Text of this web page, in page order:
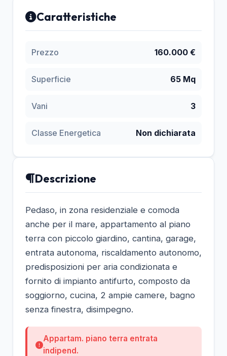
Caratteristiche
Prezzo 160.000 €
Superficie 65 Mq
Vani 3
Classe Energetica Non dichiarata
Descrizione
Pedaso, in zona residenziale e comoda
anche per il mare, appartamento al piano
terra con piccolo giardino, cantina, garage,
entrata autonoma, riscaldamento autonomo,
predisposizioni per aria condizionata e
fornito di impianto antifurto, composto da
soggiorno, cucina, 2 ampie camere, bagno
senza finestra, disimpegno.
Appartam. piano terra entrata
indipend.